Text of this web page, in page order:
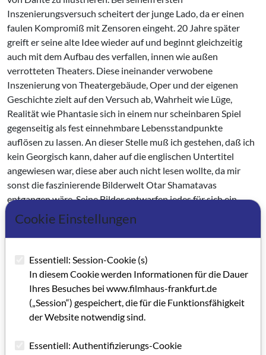
Inszenierungsversuch scheitert der junge Lado, da er einen
faulen Kompromiß mit Zensoren eingeht. 20 Jahre später
greift er seine alte Idee wieder auf und beginnt gleichzeitig
auch mit dem Aufbau des verfallen, innen wie außen
verrotteten Theaters. Diese ineinander verwobene
Inszenierung von Theatergebäude, Oper und der eigenen
Geschichte zielt auf den Versuch ab, Wahrheit wie Lüge,
Realität wie Phantasie sich in einem nur scheinbaren Spiel
gegenseitig als fest einnehmbare Lebensstandpunkte
auflösen zu lassen. An dieser Stelle muß ich gestehen, daß ich
kein Georgisch kann, daher auf die englischen Untertitel
angewiesen war, diese aber auch nicht lesen wollte, da mir
sonst die faszinierende Bilderwelt Otar Shamatavas
entgangen wäre. Seine Bilder entwarfen jedes für sich ein
Szenario, das für mitteleuropäische Sehgewohnheiten in einer
erhellenden im Gegensatz zu z.B. Ridley Scotts verklärenden
Dunkelheit gehalten sind, oder in gedeckten Farben auf das
Paradoxon verwirrender Klärung hinauslaufen. Die sehr
detailverliebte Kameraarbeit erfaßt mit allen Elementen von
Großaufnahme bis zur Halbtotalen, Fahrten und Schwenks
Lados Projektionen, die wiederum von seiner Suche um des
"Rätsels Lösung” gespeißt werden. Otar Shamatave dazu: "Er
und zu durchschauen, so daß das Publikum diese Welt in
Cookie Einstellungen
Essentiell: Session-Cookie (s)
In diesem Cookie werden Informationen für die Dauer
Ihres Besuches bei www.filmhaus-frankfurt.de
(„Session“) gespeichert, die für die Funktionsfähigkeit
der Website notwendig sind.
Essentiell: Authentifizierungs-Cookie